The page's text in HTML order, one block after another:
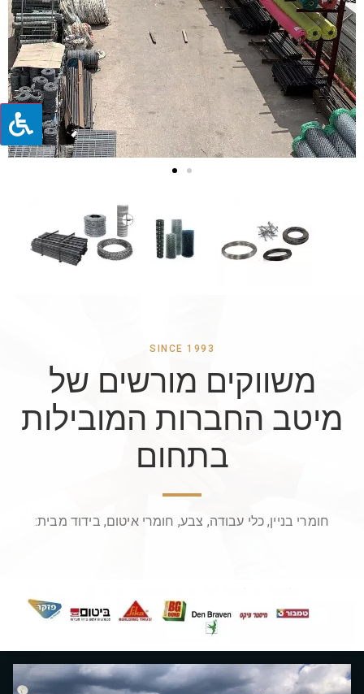
SINCE 1993
משווקים מורשים של
מיטב החברות המובילות
בתחום
חומרי בניין, כלי עבודה, צבע, חומרי איטום, בידוד מבית:​